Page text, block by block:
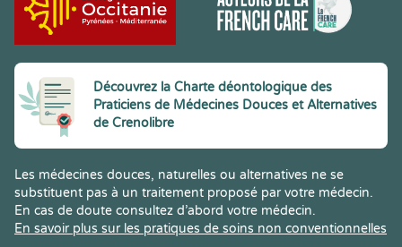
Découvrez la Charte déontologique des
Praticiens de Médecines Douces et Alternatives
de Crenolibre
Les médecines douces, naturelles ou alternatives ne se
substituent pas à un traitement proposé par votre médecin.
En cas de doute consultez d’abord votre médecin.
En savoir plus sur les pratiques de soins non conventionnelles